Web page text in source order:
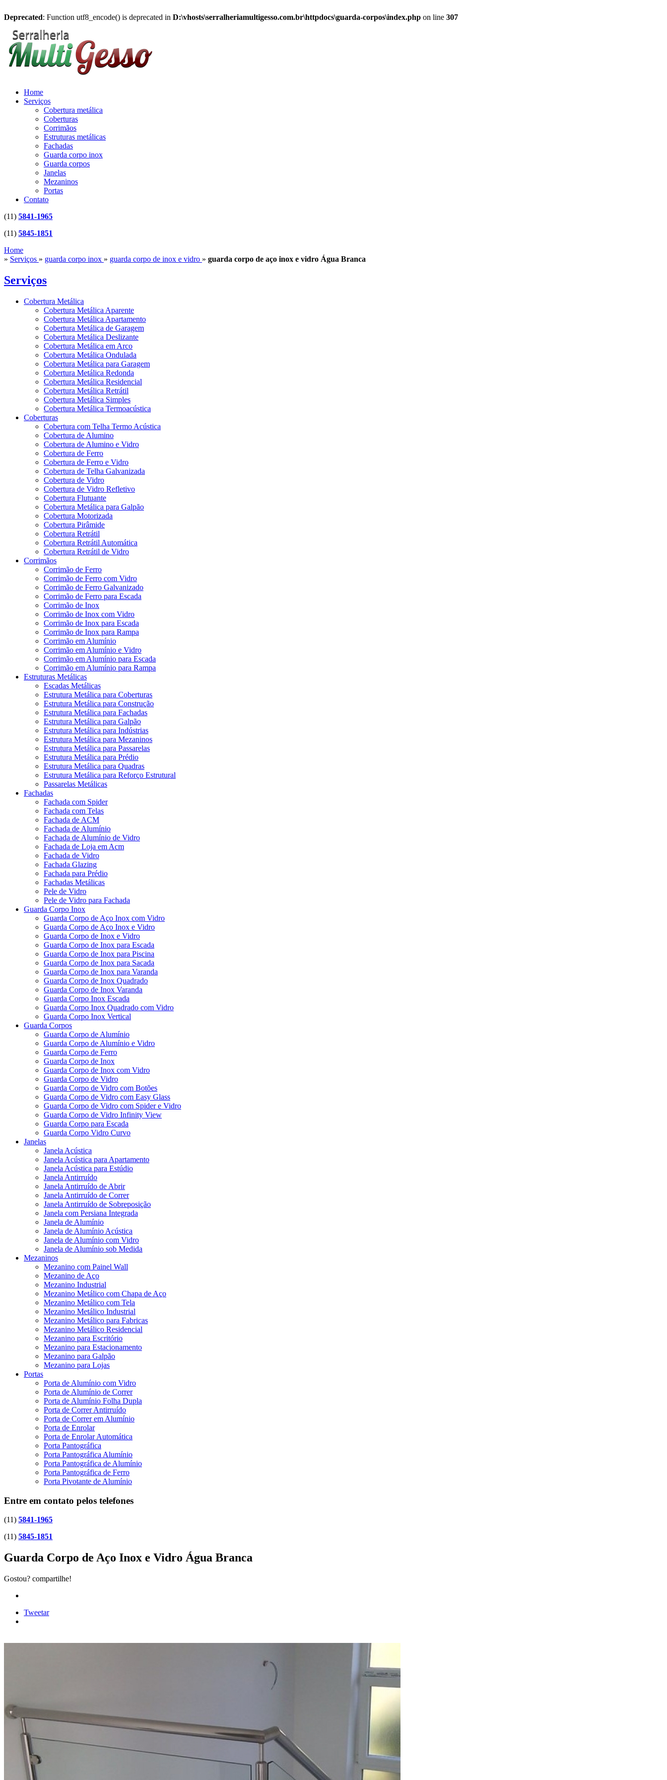
Deprecated: Function utf8_encode() is deprecated in D:\vhosts\serralheriamultigesso.com.br\httpdocs\guarda-corpos\index.php on line 307
Home
Serviços
Cobertura metálica
Coberturas
Corrimãos
Estruturas metálicas
Fachadas
Guarda corpo inox
Guarda corpos
Janelas
Mezaninos
Portas
Contato
(11) 5841-1965
(11) 5845-1851
Home
» Serviços » guarda corpo inox » guarda corpo de inox e vidro » guarda corpo de aço inox e vidro Água Branca
Serviços
Cobertura Metálica
Cobertura Metálica Aparente
Cobertura Metálica Apartamento
Cobertura Metálica de Garagem
Cobertura Metálica Deslizante
Cobertura Metálica em Arco
Cobertura Metálica Ondulada
Cobertura Metálica para Garagem
Cobertura Metálica Redonda
Cobertura Metálica Residencial
Cobertura Metálica Retrátil
Cobertura Metálica Simples
Cobertura Metálica Termoacústica
Coberturas
Cobertura com Telha Termo Acústica
Cobertura de Alumino
Cobertura de Alumino e Vidro
Cobertura de Ferro
Cobertura de Ferro e Vidro
Cobertura de Telha Galvanizada
Cobertura de Vidro
Cobertura de Vidro Refletivo
Cobertura Flutuante
Cobertura Metálica para Galpão
Cobertura Motorizada
Cobertura Pirâmide
Cobertura Retrátil
Cobertura Retrátil Automática
Cobertura Retrátil de Vidro
Corrimãos
Corrimão de Ferro
Corrimão de Ferro com Vidro
Corrimão de Ferro Galvanizado
Corrimão de Ferro para Escada
Corrimão de Inox
Corrimão de Inox com Vidro
Corrimão de Inox para Escada
Corrimão de Inox para Rampa
Corrimão em Alumínio
Corrimão em Alumínio e Vidro
Corrimão em Alumínio para Escada
Corrimão em Alumínio para Rampa
Estruturas Metálicas
Escadas Metálicas
Estrutura Metálica para Coberturas
Estrutura Metálica para Construção
Estrutura Metálica para Fachadas
Estrutura Metálica para Galpão
Estrutura Metálica para Indústrias
Estrutura Metálica para Mezaninos
Estrutura Metálica para Passarelas
Estrutura Metálica para Prédio
Estrutura Metálica para Quadras
Estrutura Metálica para Reforço Estrutural
Passarelas Metálicas
Fachadas
Fachada com Spider
Fachada com Telas
Fachada de ACM
Fachada de Alumínio
Fachada de Alumínio de Vidro
Fachada de Loja em Acm
Fachada de Vidro
Fachada Glazing
Fachada para Prédio
Fachadas Metálicas
Pele de Vidro
Pele de Vidro para Fachada
Guarda Corpo Inox
Guarda Corpo de Aço Inox com Vidro
Guarda Corpo de Aço Inox e Vidro
Guarda Corpo de Inox e Vidro
Guarda Corpo de Inox para Escada
Guarda Corpo de Inox para Piscina
Guarda Corpo de Inox para Sacada
Guarda Corpo de Inox para Varanda
Guarda Corpo de Inox Quadrado
Guarda Corpo de Inox Varanda
Guarda Corpo Inox Escada
Guarda Corpo Inox Quadrado com Vidro
Guarda Corpo Inox Vertical
Guarda Corpos
Guarda Corpo de Alumínio
Guarda Corpo de Alumínio e Vidro
Guarda Corpo de Ferro
Guarda Corpo de Inox
Guarda Corpo de Inox com Vidro
Guarda Corpo de Vidro
Guarda Corpo de Vidro com Botões
Guarda Corpo de Vidro com Easy Glass
Guarda Corpo de Vidro com Spider e Vidro
Guarda Corpo de Vidro Infinity View
Guarda Corpo para Escada
Guarda Corpo Vidro Curvo
Janelas
Janela Acústica
Janela Acústica para Apartamento
Janela Acústica para Estúdio
Janela Antirruído
Janela Antirruído de Abrir
Janela Antirruído de Correr
Janela Antirruído de Sobreposição
Janela com Persiana Integrada
Janela de Alumínio
Janela de Alumínio Acústica
Janela de Alumínio com Vidro
Janela de Alumínio sob Medida
Mezaninos
Mezanino com Painel Wall
Mezanino de Aço
Mezanino Industrial
Mezanino Metálico com Chapa de Aço
Mezanino Metálico com Tela
Mezanino Metálico Industrial
Mezanino Metálico para Fabricas
Mezanino Metálico Residencial
Mezanino para Escritório
Mezanino para Estacionamento
Mezanino para Galpão
Mezanino para Lojas
Portas
Porta de Alumínio com Vidro
Porta de Alumínio de Correr
Porta de Alumínio Folha Dupla
Porta de Correr Antirruído
Porta de Correr em Alumínio
Porta de Enrolar
Porta de Enrolar Automática
Porta Pantográfica
Porta Pantográfica Alumínio
Porta Pantográfica de Alumínio
Porta Pantográfica de Ferro
Porta Pivotante de Alumínio
Entre em contato pelos telefones
(11) 5841-1965
(11) 5845-1851
Guarda Corpo de Aço Inox e Vidro Água Branca
Gostou? compartilhe!
Tweetar